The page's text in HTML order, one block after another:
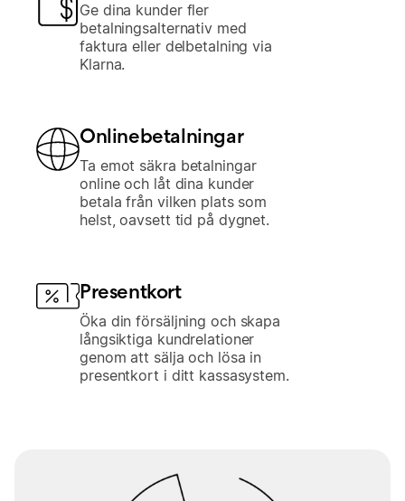
Ge dina kunder fler
betalningsalternativ med
faktura eller delbetalning via
Klarna.
Onlinebetalningar
Ta emot säkra betalningar
online och låt dina kunder
betala från vilken plats som
helst, oavsett tid på dygnet.
Presentkort
Öka din försäljning och skapa
långsiktiga kundrelationer
genom att sälja och lösa in
presentkort i ditt kassasystem.